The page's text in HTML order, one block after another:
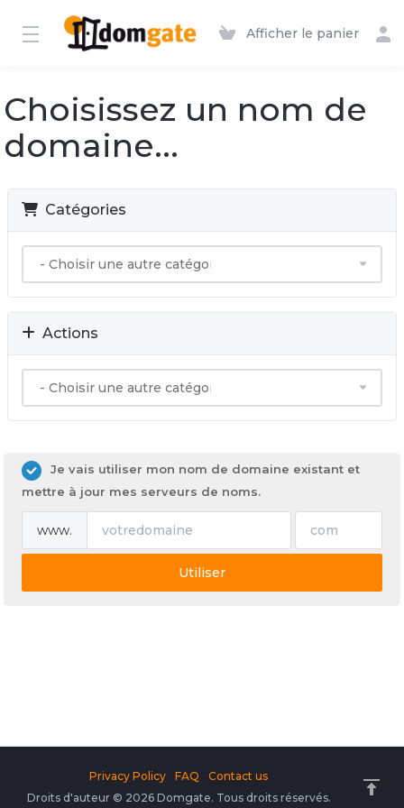
Afficher le panier
Choisissez un nom de
domaine...
Catégories
Actions
Je vais utiliser mon nom de domaine existant et
mettre à jour mes serveurs de noms.
www.
Utiliser
Droits d'auteur © 2026 Domgate. Tous droits réservés.
Privacy Policy FAQ Contact us